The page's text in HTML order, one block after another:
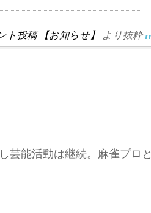
ト投稿 【お知らせ】 より抜粋
芸能活動は継続。麻雀プロと